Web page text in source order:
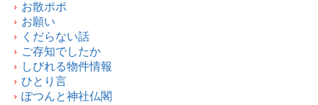
お散ポポ
お願い
くだらない話
ご存知でしたか
しびれる物件情報
ひとり言
ぽつんと神社仏閣